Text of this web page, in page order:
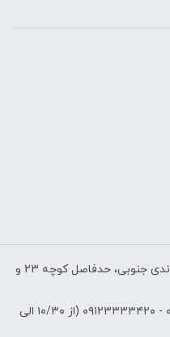
نشانی: تهران، ونک، خیابان گاندی جنوبی، حدفاصل کوچه 23 و
- ۰۹۱۲۳۳۳۳۴۲۰
(از ۱۰/۳۰ الی